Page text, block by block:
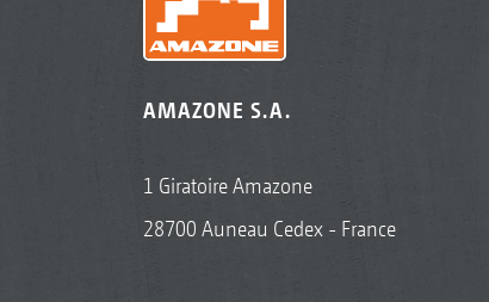
AMAZONE S.A.
1 Giratoire Amazone
28700 Auneau Cedex - France